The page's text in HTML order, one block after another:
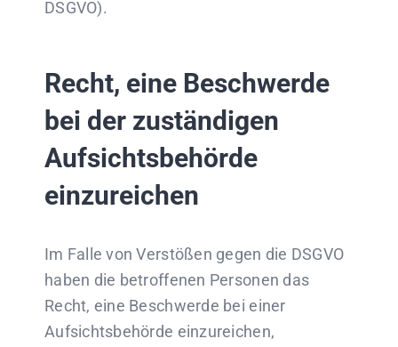
DSGVO).
Recht, eine Beschwerde
bei der zuständigen
Aufsichtsbehörde
einzureichen
Im Falle von Verstößen gegen die DSGVO
haben die betroffenen Personen das
Recht, eine Beschwerde bei einer
Aufsichtsbehörde einzureichen,